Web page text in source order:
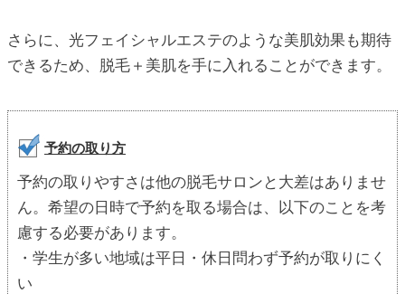
さらに、光フェイシャルエステのような美肌効果も期待
できるため、脱毛＋美肌を手に入れることができます。
予約の取り方
予約の取りやすさは他の脱毛サロンと大差はありませ
ん。希望の日時で予約を取る場合は、以下のことを考
慮する必要があります。
・学生が多い地域は平日・休日問わず予約が取りにく
い